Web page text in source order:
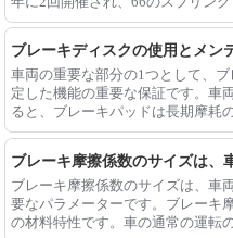
車両の重要な部分の1つとして、
定した機能の重要な保証です。車
ると、ブレーキパッドは長期摩耗
ブレーキ摩擦係数のサイズは、車
要なパラメーターです。ブレーキ
の材料特性です。車の通常の運転